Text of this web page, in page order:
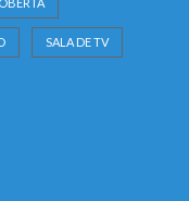
SALA DE TV